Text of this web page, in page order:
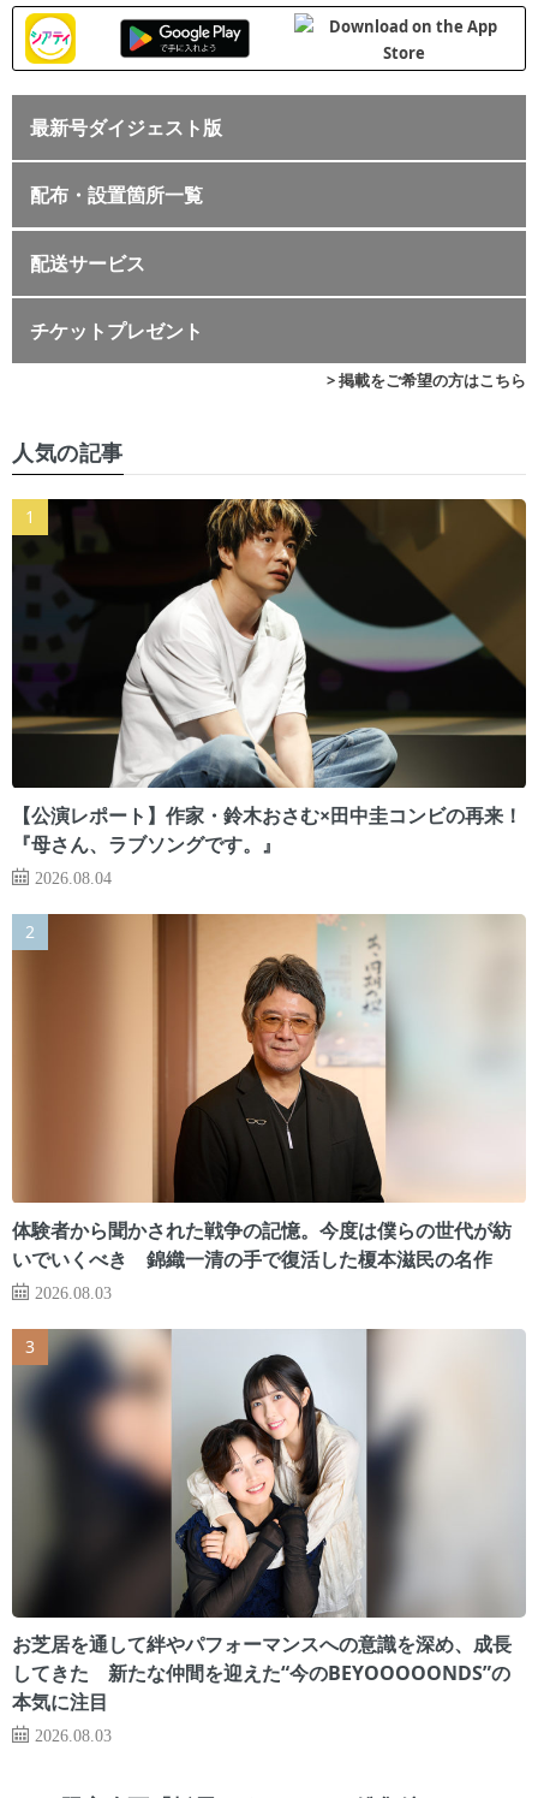
最新号ダイジェスト版
配布・設置箇所一覧
配送サービス
チケットプレゼント
> 掲載をご希望の方はこちら
人気の記事
【公演レポート】作家・鈴木おさむ×田中圭コンビの再来！
『母さん、ラブソングです。』
2026.08.04
体験者から聞かされた戦争の記憶。今度は僕らの世代が紡
いでいくべき 錦織一清の手で復活した榎本滋民の名作
2026.08.03
お芝居を通して絆やパフォーマンスへの意識を深め、成長
してきた 新たな仲間を迎えた“今のBEYOOOOONDS”の
本気に注目
2026.08.03